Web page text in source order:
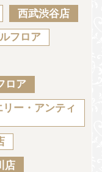
西武渋谷店
フロア
ロア
ー・アンティ
店